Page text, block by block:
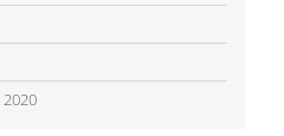
2020